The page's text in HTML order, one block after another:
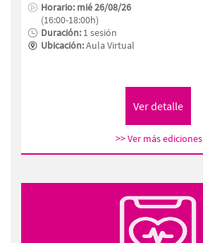
Horario: mié 26/08/26
(16:00-18:00h)
Duración: 1 sesión
Ubicación:Aula Virtual
>> Ver más ediciones